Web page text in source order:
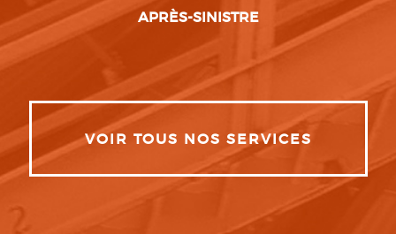
APRÈS-SINISTRE
VOIR TOUS NOS SERVICES